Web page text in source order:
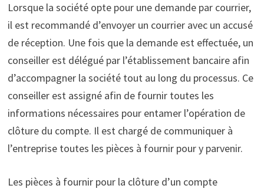
Lorsque la société opte pour une demande par courrier,
il est recommandé d’envoyer un courrier avec un accusé
de réception. Une fois que la demande est effectuée, un
conseiller est délégué par l’établissement bancaire afin
d’accompagner la société tout au long du processus. Ce
conseiller est assigné afin de fournir toutes les
informations nécessaires pour entamer l’opération de
clôture du compte. Il est chargé de communiquer à
l’entreprise toutes les pièces à fournir pour y parvenir.
Les pièces à fournir pour la clôture d’un compte